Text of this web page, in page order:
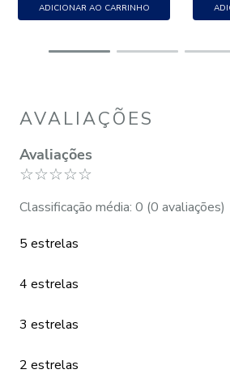
ADICIONAR AO CARRINHO
AVALIAÇÕES
Avaliações
☆☆☆☆☆
Classificação média: 0 (0 avaliações)
5 estrelas
4 estrelas
3 estrelas
2 estrelas